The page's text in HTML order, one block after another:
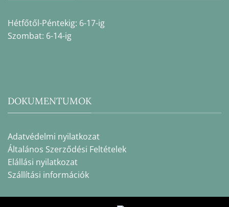
Hétfőtől-Péntekig: 6-17-ig
Szombat: 6-14-ig
DOKUMENTUMOK
Adatvédelmi nyilatkozat
Általános Szerződési Feltételek
Elállási nyilatkozat
Szállítási információk